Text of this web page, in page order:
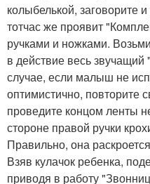
колыбелькой,
тотчас же проявит
ручками и ножками.
в действие весь
случае, если малыш не
оптимистично, повторите
проведите концом ленты
стороне правой ручки
Правильно, она
Взяв кулачок ребенка,
приводя в работу